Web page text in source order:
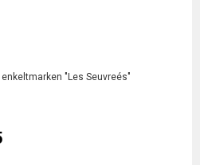
enkeltmarken "Les Seuvreés"